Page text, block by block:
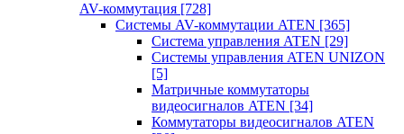
AV-коммутация [728]
Системы AV-коммутации ATEN [365]
Система управления ATEN [29]
Системы управления ATEN UNIZON
[5]
Матричные коммутаторы
видеосигналов ATEN [34]
Коммутаторы видеосигналов ATEN